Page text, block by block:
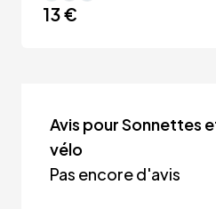
13 €
Avis pour Sonnettes
vélo
Pas encore d'avis